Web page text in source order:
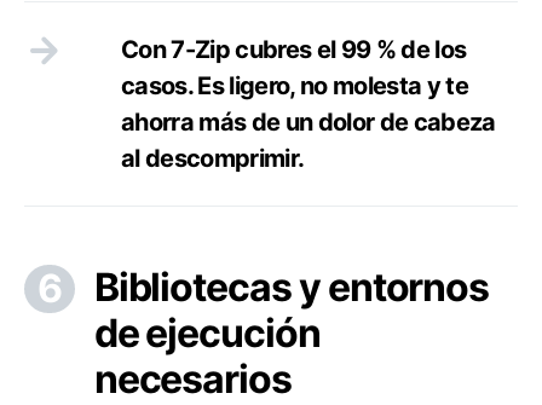
Con 7-Zip cubres el 99 % de los
casos. Es ligero, no molesta y te
ahorra más de un dolor de cabeza
al descomprimir.
Bibliotecas y entornos
de ejecución
necesarios